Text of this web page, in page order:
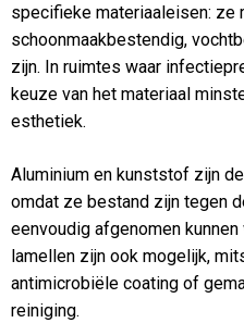
specifieke materiaaleisen: ze
schoonmaakbestendig,
zijn. In ruimtes waar
keuze van het materiaal
esthetiek.
Aluminium en kunststof zijn
omdat ze bestand zijn tegen
eenvoudig afgenomen
lamellen zijn ook mogelijk,
antimicrobiële coating of
reiniging.